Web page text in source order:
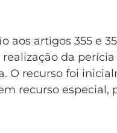
aos artigos 355 e
da
O recurso foi
recurso especial,